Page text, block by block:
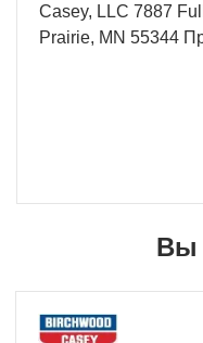
Casey, LLC 7887
Prairie, MN 55344
Вы